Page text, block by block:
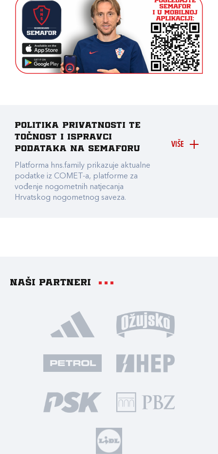
VIŠE
Politika privatnosti te
točnost i ispravci
podataka na Semaforu
Platforma hns.family prikazuje aktualne
podatke iz COMET-a, platforme za
vođenje nogometnih natjecanja
Hrvatskog nogometnog saveza.
Naši partneri